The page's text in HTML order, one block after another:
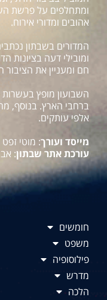
ומתחלפים על פרשת
אהובים ומדורי אירוח.
המדורים בשבתון
ומובילי דעה בציונות
חם ומעניין את הציבור
ברחבי הארץ. בנוסף,
אלפי עותקים.
מייסד ועורך: מוטי זפט
עורכת אתר שבתון:
חומשים
משפט
פילוסופיה
מדרש
הלכה